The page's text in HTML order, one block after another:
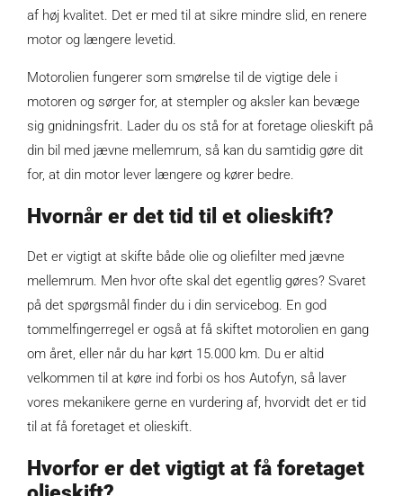
af høj kvalitet. Det er med til at sikre mindre slid, en renere
motor og længere levetid.
Motorolien fungerer som smørelse til de vigtige dele i
motoren og sørger for, at stempler og aksler kan bevæge
sig gnidningsfrit. Lader du os stå for at foretage olieskift på
din bil med jævne mellemrum, så kan du samtidig gøre dit
for, at din motor lever længere og kører bedre.
Hvornår er det tid til et olieskift?
Det er vigtigt at skifte både olie og oliefilter med jævne
mellemrum. Men hvor ofte skal det egentlig gøres? Svaret
på det spørgsmål finder du i din servicebog. En god
tommelfingerregel er også at få skiftet motorolien en gang
om året, eller når du har kørt 15.000 km. Du er altid
velkommen til at køre ind forbi os hos Autofyn, så laver
vores mekanikere gerne en vurdering af, hvorvidt det er tid
til at få foretaget et olieskift.
Hvorfor er det vigtigt at få foretaget